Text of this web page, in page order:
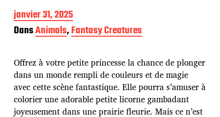
D
a
t
e
p
u
b
l
i
janvier 31, 2025
DansAnimals,Fantasy Creatures
Offrez à votre petite princesse la chance de plonger
dans un monde rempli de couleurs et de magie
avec cette scène fantastique. Elle pourra s’amuser à
colorier une adorable petite licorne gambadant
joyeusement dans une prairie fleurie. Mais ce n’est